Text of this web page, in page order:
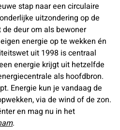
stap naar een circulaire
uitzondering op de
deur om als bewoner
energie op te wekken én
uit 1998 is centraal
energie krijgt uit hetzelfde
als hoofdbron.
Energie kun je vandaag de
via de wind of de zon.
en mag nu in het
.